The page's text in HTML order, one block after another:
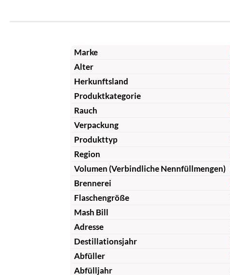
Marke
Alter
Herkunftsland
Produktkategorie
Rauch
Verpackung
Produkttyp
Region
Volumen (Verbindliche Nennfüllmengen)
Brennerei
Flaschengröße
Mash Bill
Adresse
Destillationsjahr
Abfüller
Abfülljahr